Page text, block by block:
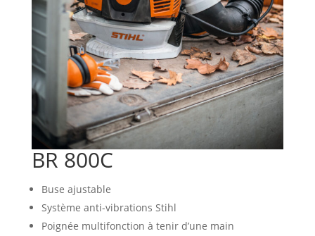
BR 800C
Buse ajustable
Système anti-vibrations Stihl
Poignée multifonction à tenir d’une main